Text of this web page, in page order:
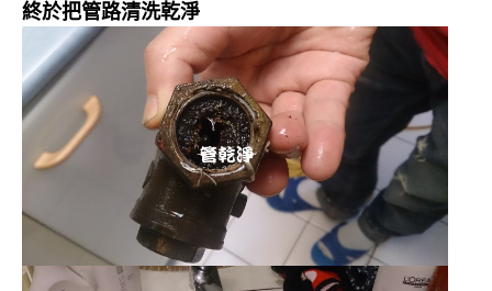
終於把管路清洗乾淨